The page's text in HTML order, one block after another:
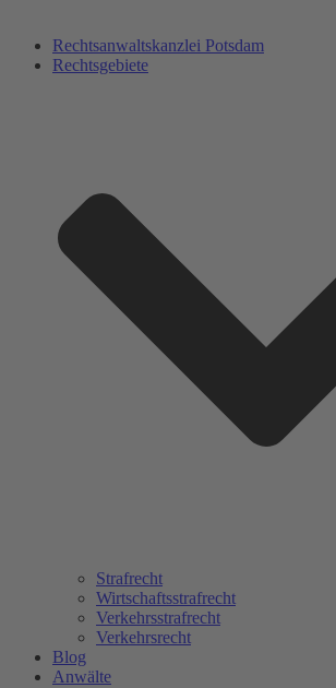
Rechtsanwaltskanzlei Potsdam
Rechtsgebiete
Strafrecht
Wirtschaftsstrafrecht
Verkehrsstrafrecht
Verkehrsrecht
Blog
Anwälte